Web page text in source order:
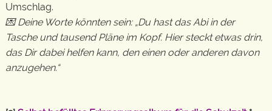
Umschlag.
💌 Deine Worte könnten sein: „Du hast das Abi in der
Tasche und tausend Pläne im Kopf. Hier steckt etwas drin,
das Dir dabei helfen kann, den einen oder anderen davon
anzugehen.“